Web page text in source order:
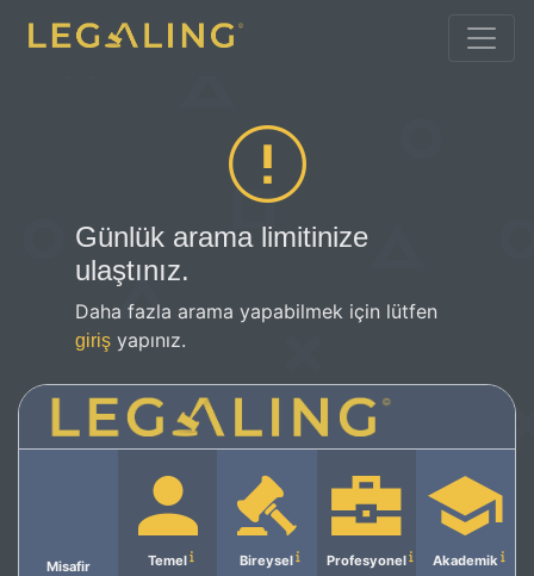
Günlük arama limitinize
ulaştınız.
Daha fazla arama yapabilmek için lütfen
giriş yapınız.
Misafir Temel Bireysel Profesyonel Akademik